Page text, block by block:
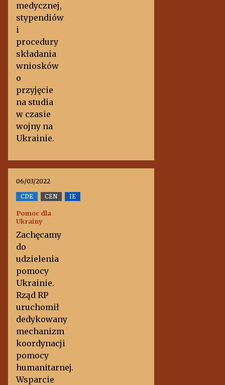
medycznej,
stypendiów
i
procedury
składania
wniosków
o
przyjęcie
na studia
w czasie
wojny na
Ukrainie.
06/03/2022
CDE CEN IE
Pomoc dla
Ukrainy
Zachęcamy
do
udzielenia
pomocy
Ukrainie.
Rząd RP
uruchomił
dedykowany
mechanizm
koordynacji
pomocy
humanitarnej.
Wsparcie